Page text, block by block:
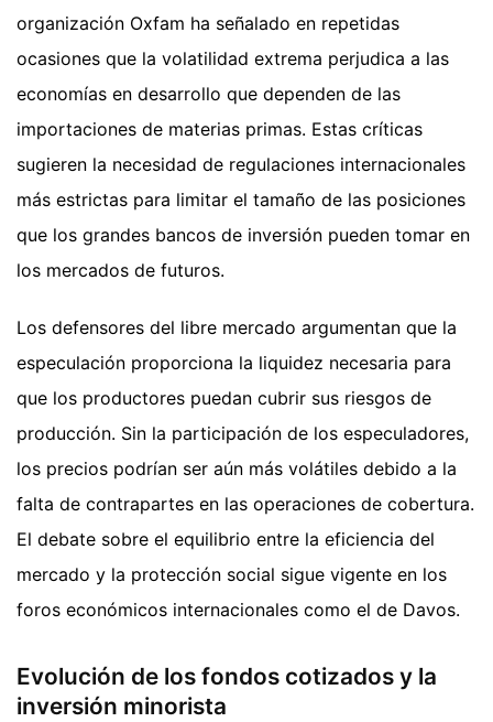
organización Oxfam ha señalado en repetidas
ocasiones que la volatilidad extrema perjudica a las
economías en desarrollo que dependen de las
importaciones de materias primas. Estas críticas
sugieren la necesidad de regulaciones internacionales
más estrictas para limitar el tamaño de las posiciones
que los grandes bancos de inversión pueden tomar en
los mercados de futuros.
Los defensores del libre mercado argumentan que la
especulación proporciona la liquidez necesaria para
que los productores puedan cubrir sus riesgos de
producción. Sin la participación de los especuladores,
los precios podrían ser aún más volátiles debido a la
falta de contrapartes en las operaciones de cobertura.
El debate sobre el equilibrio entre la eficiencia del
mercado y la protección social sigue vigente en los
foros económicos internacionales como el de Davos.
Evolución de los fondos cotizados y la
inversión minorista